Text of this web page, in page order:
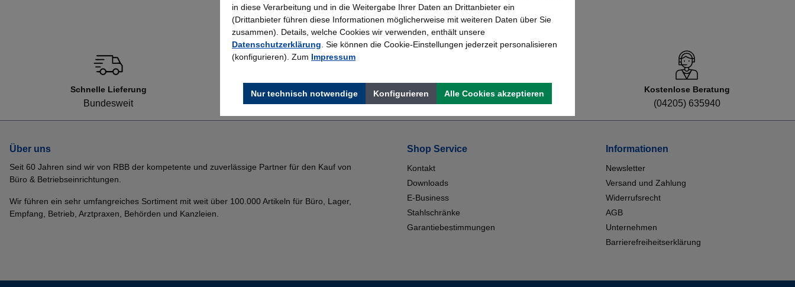
Schnelle Lieferung
Bundesweit
Topmarken
Faire Preise
Erfahrung
Bewährt seit 1958
Kostenlose Beratung
(04205) 635940
Über uns
Seit 60 Jahren sind wir von RBB der kompetente und zuverlässige Partner für den Kauf von
Büro & Betriebseinrichtungen.
Wir führen ein sehr umfangreiches Sortiment mit weit über 100.000 Artikeln für Büro, Lager,
Empfang, Betrieb, Arztpraxen, Behörden und Kanzleien.
Shop Service
Kontakt
Downloads
E-Business
Stahlschränke
Garantiebestimmungen
Informationen
Newsletter
Versand und Zahlung
Widerrufsrecht
AGB
Unternehmen
Barrierefreiheitserklärung
in diese Verarbeitung und in die Weitergabe Ihrer Daten an Drittanbieter ein
(Drittanbieter führen diese Informationen möglicherweise mit weiteren Daten über Sie
zusammen). Details, welche Cookies wir verwenden, enthält unsere
Datenschutzerklärung . Sie können die Cookie-Einstellungen jederzeit personalisieren
(konfigurieren). Zum Impressum
Nur technisch notwendige Konfigurieren Alle Cookies akzeptieren